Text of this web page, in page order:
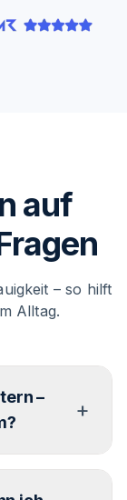
auf
– so hilft
Alltag.
–
+